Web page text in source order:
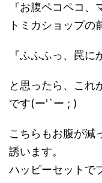
『お腹ペコペコ
トミカショップの
『ふふふっ、罠
と思ったら、これ
です(ー'`ー ; )
こちらもお腹が減
誘います。
ハッピーセットで